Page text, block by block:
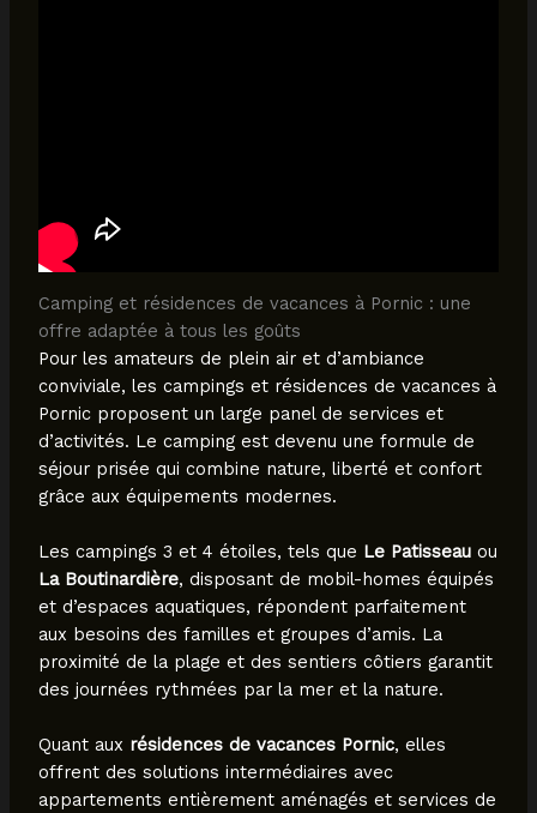
Camping et résidences de vacances à Pornic : une
offre adaptée à tous les goûts
Pour les amateurs de plein air et d’ambiance
conviviale, les campings et résidences de vacances à
Pornic proposent un large panel de services et
d’activités. Le camping est devenu une formule de
séjour prisée qui combine nature, liberté et confort
grâce aux équipements modernes.
Les campings 3 et 4 étoiles, tels que Le Patisseauou
La Boutinardière, disposant de mobil-homes équipés
et d’espaces aquatiques, répondent parfaitement
aux besoins des familles et groupes d’amis. La
proximité de la plage et des sentiers côtiers garantit
des journées rythmées par la mer et la nature.
Quant aux résidences de vacances Pornic, elles
offrent des solutions intermédiaires avec
appartements entièrement aménagés et services de